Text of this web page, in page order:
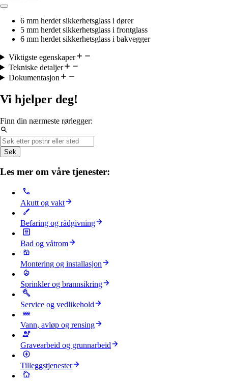
6 mm herdet sikkerhetsglass i dører
5 mm herdet sikkerhetsglass i frontglass
6 mm herdet sikkerhetsglass i bakvegger
Viktigste egenskaper
Tekniske detaljer
Dokumentasjon
Vi hjelper deg!
Finn din nærmeste rørlegger:
Søk
Les mer om våre tjenester:
Akutt og vakt
Befaring og rådgivning
Bad og våtrom
Montering og installasjon
Sprinkler og brannsikring
Service og vedlikehold
Vann, avløp og rensing
Gravearbeid og grunnarbeid
Tilleggstjenester